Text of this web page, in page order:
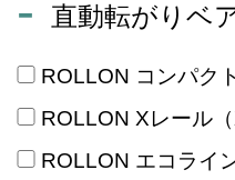
直動転がりベ
ROLLON コンパク
ROLLON Xレール（
ROLLON エコライ